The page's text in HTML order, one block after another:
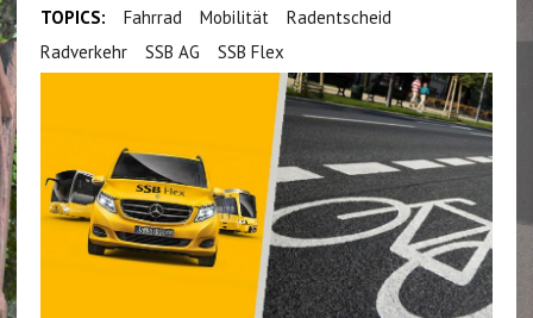
TOPICS: Fahrrad Mobilität
Radentscheid
Radverkehr
SSB AG SSB Flex